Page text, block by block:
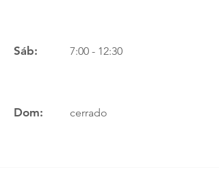
Sáb: 7:00 - 12:30
Dom: cerrado